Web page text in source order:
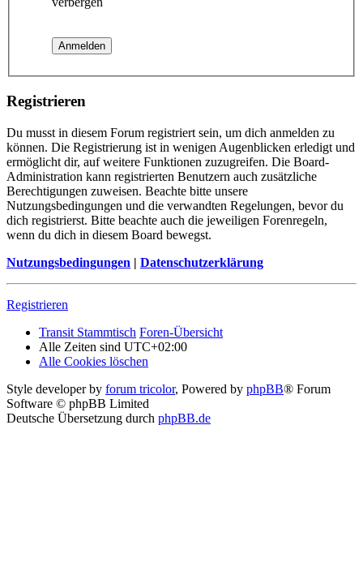
Registrieren
Du musst in diesem Forum registriert sein, um dich anmelden zu
können. Die Registrierung ist in wenigen Augenblicken erledigt und
ermöglicht dir, auf weitere Funktionen zuzugreifen. Die Board-
Administration kann registrierten Benutzern auch zusätzliche
Berechtigungen zuweisen. Beachte bitte unsere
Nutzungsbedingungen und die verwandten Regelungen, bevor du
dich registrierst. Bitte beachte auch die jeweiligen Forenregeln,
wenn du dich in diesem Board bewegst.
Nutzungsbedingungen | Datenschutzerklärung
Registrieren
Transit Stammtisch Foren-Übersicht
Alle Zeiten sind UTC+02:00
Alle Cookies löschen
Style developer by forum tricolor, Powered by phpBB® Forum
Software © phpBB Limited
Deutsche Übersetzung durch phpBB.de